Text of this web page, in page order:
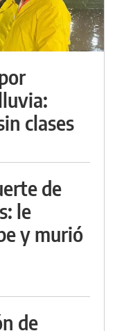
clases
de
le
y murió
de